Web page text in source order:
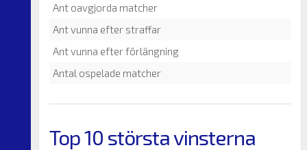
Ant oavgjorda matcher
Ant vunna efter straffar
Ant vunna efter förlängning
Antal ospelade matcher
Top 10 största vinsterna